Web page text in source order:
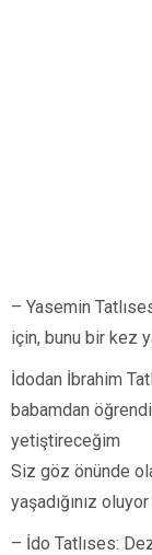
– Yasemin
için, bunu bir kez
İdodan İbrahim
babamdan
yetiştireceğim
Siz göz önünde
yaşadığınız
– İdo Tatlıses: